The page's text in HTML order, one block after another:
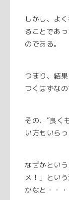
しかし、よ
ることであ
のである。
つまり、結
つくはずなの
その、”良く
い方もいら
なぜかとい
メ！」とい
かなと・・・